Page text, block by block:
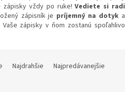
zápisky vždy po ruke!Vediete si radi
zápisník je príjemný na dotyk a
zápisky v ňom zostanú spoľahlivo
Najdrahšie
Najpredávanejšie